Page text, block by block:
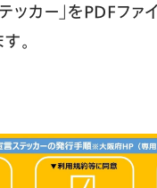
ッカー」をPDFファ
す。